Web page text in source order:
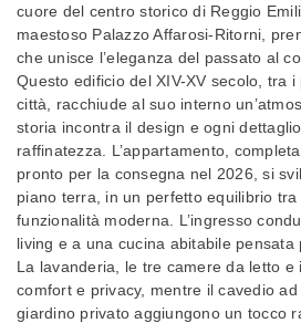
cuore del centro storico di Reggio
maestoso Palazzo Affarosi-Ritorni,
che unisce l’eleganza del passato al
Questo edificio del XIV-XV secolo, tra
città, racchiude al suo interno
storia incontra il design e ogni
raffinatezza. L’appartamento,
pronto per la consegna nel 2026, si
piano terra, in un perfetto equilibrio
funzionalità moderna. L’ingresso
living e a una cucina abitabile pensata
La lavanderia, le tre camere da letto
comfort e privacy, mentre il cavedio
giardino privato aggiungono un tocco